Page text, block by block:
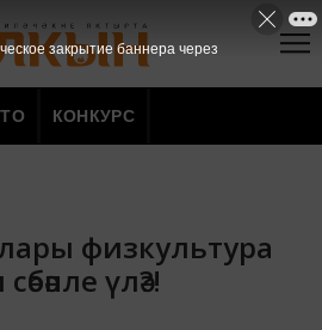
КОНКУРС
физкультура
үлә?!
закрытие баннера через